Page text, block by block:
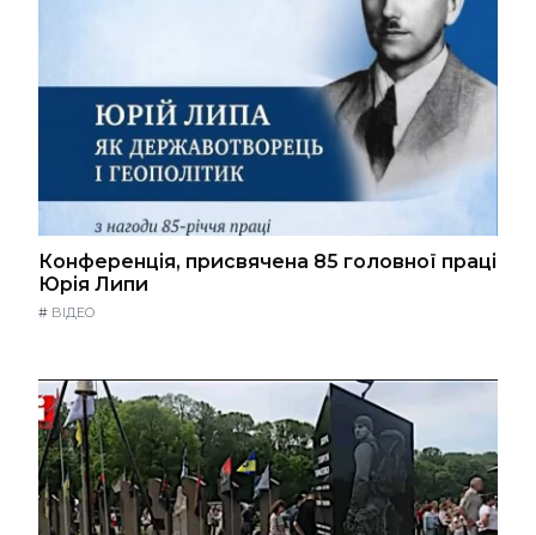
Конференція, присвячена 85 головної праці
Юрія Липи
# ВІДЕО